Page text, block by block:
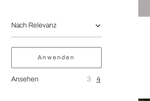
Anwenden
Ansehen 4
3